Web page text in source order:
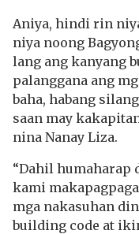
Aniya, hindi rin
niya noong
lang ang kanyang
palanggana ang
baha, habang
saan may
nina Nanay Liza.
“Dahil humaharap
kami
mga nakasuhan
building code at